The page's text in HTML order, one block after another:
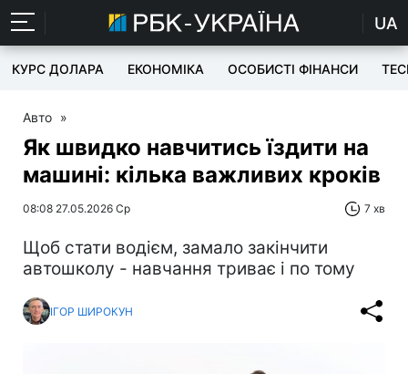
UA
КУРС ДОЛАРА ЕКОНОМІКА ОСОБИСТІ ФІНАНСИ
Авто »
Як швидко навчитись їздити на
машині: кілька важливих кроків
08:08 27.05.2026 Ср 7 хв
Щоб стати водієм, замало закінчити
автошколу - навчання триває і по тому
ІГОР ШИРОКУН